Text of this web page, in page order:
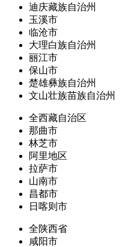
迪庆藏族自治州
玉溪市
临沧市
大理白族自治州
丽江市
保山市
楚雄彝族自治州
文山壮族苗族自治州
全西藏自治区
那曲市
林芝市
阿里地区
拉萨市
山南市
昌都市
日喀则市
全陕西省
咸阳市